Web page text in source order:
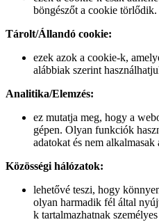
böngészőt a cookie törlődik.
Tárolt/Állandó cookie:
ezek azok a cookie-k,
alábbiak szerint
Analitika/Elemzés:
ez mutatja meg, hogy a
gépen. Olyan funkciók
adatokat és nem
Közösségi hálózatok:
lehetővé teszi, hogy
olyan harmadik fél által
k tartalmazhatnak